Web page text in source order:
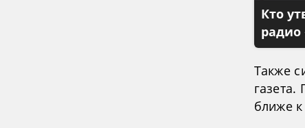
Кто
радио
Также
ближе к